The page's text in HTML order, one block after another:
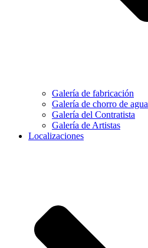
Galería de fabricación
Galería de chorro de agua
Galería del Contratista
Galería de Artistas
Localizaciones